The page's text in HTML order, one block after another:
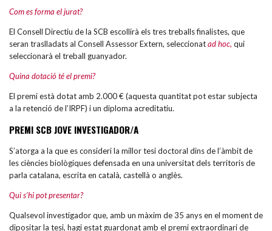
Com es forma el jurat?
El Consell Directiu de la SCB escollirà els tres treballs finalistes, que
seran traslladats al Consell Assessor Extern, seleccionatad hoc, qui
seleccionarà el treball guanyador.
Quina dotació té el premi?
El premi està dotat amb 2.000 € (aquesta quantitat pot estar subjecta
a la retenció de l’IRPF) i un diploma acreditatiu.
PREMI SCB JOVE INVESTIGADOR/A
S’atorga a la que es consideri la millor tesi doctoral dins de l’àmbit de
les ciències biològiques defensada en una universitat dels territoris de
parla catalana, escrita en català, castellà o anglès.
Qui s’hi pot presentar?
Qualsevol investigador que, amb un màxim de 35 anys en el moment de
dipositar la tesi, hagi estat guardonat amb el premi extraordinari de